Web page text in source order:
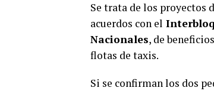
Se trata de los proyectos
acuerdos con el
Nacionales, de
flotas de taxis.
Si se confirman los dos